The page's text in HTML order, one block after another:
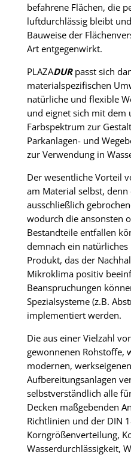
befahrene Flächen, die
luftdurchlässig bleibt
Bauweise der
Art entgegenwirkt.
PLAZADURpasst sich
materialspezifischen
natürliche und flexible
und eignet sich mit dem
Farbspektrum zur
Parkanlagen- und
zur Verwendung in
Der wesentliche Vorteil
am Material selbst,
ausschließlich
wodurch die ansonsten
Bestandteile entfallen
demnach ein
Produkt, das der
Mikroklima positiv
Beanspruchungen
Spezialsysteme (z.B.
implementiert werden.
Die aus einer Vielzahl
gewonnenen Rohstoffe,
modernen,
Aufbereitungsanlagen
selbstverständlich alle
Decken maßgebenden
Richtlinien und der DIN
Korngrößenverteilung,
Wasserdurchlässigkeit,